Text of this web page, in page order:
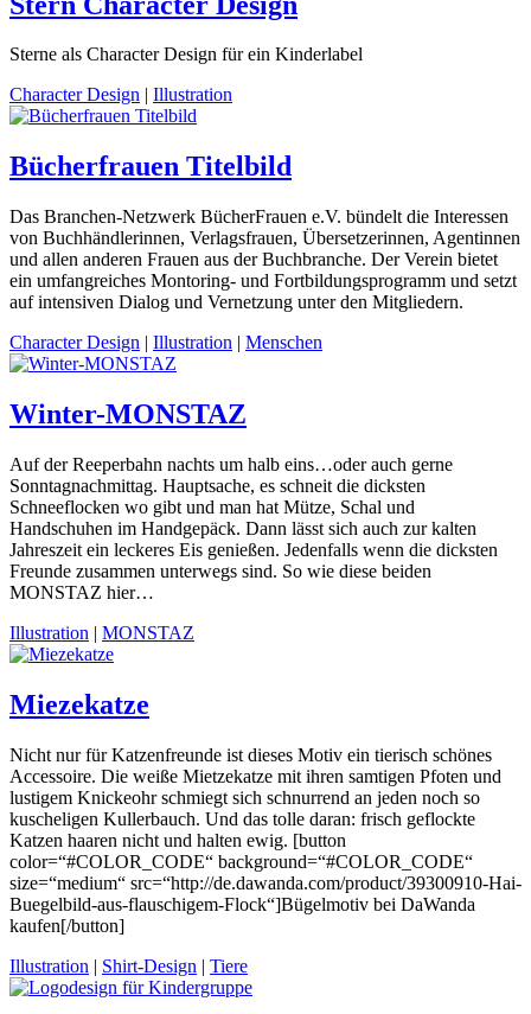
Sterne als Character Design für ein Kinderlabel
Character Design | Illustration
Bücherfrauen Titelbild
Das Branchen-Netzwerk BücherFrauen e.V. bündelt die Interessen
von Buchhändlerinnen, Verlagsfrauen, Übersetzerinnen, Agentinnen
und allen anderen Frauen aus der Buchbranche. Der Verein bietet
ein umfangreiches Montoring- und Fortbildungsprogramm und setzt
auf intensiven Dialog und Vernetzung unter den Mitgliedern.
Character Design | Illustration | Menschen
Winter-MONSTAZ
Auf der Reeperbahn nachts um halb eins…oder auch gerne
Sonntagnachmittag. Hauptsache, es schneit die dicksten
Schneeflocken wo gibt und man hat Mütze, Schal und
Handschuhen im Handgepäck. Dann lässt sich auch zur kalten
Jahreszeit ein leckeres Eis genießen. Jedenfalls wenn die dicksten
Freunde zusammen unterwegs sind. So wie diese beiden
MONSTAZ hier…
Illustration | MONSTAZ
Miezekatze
Nicht nur für Katzenfreunde ist dieses Motiv ein tierisch schönes
Accessoire. Die weiße Mietzekatze mit ihren samtigen Pfoten und
lustigem Knickeohr schmiegt sich schnurrend an jeden noch so
kuscheligen Kullerbauch. Und das tolle daran: frisch geflockte
Katzen haaren nicht und halten ewig. [button
color=“#COLOR_CODE“ background=“#COLOR_CODE“
size=“medium“ src=“http://de.dawanda.com/product/39300910-Hai-
Buegelbild-aus-flauschigem-Flock“]Bügelmotiv bei DaWanda
kaufen[/button]
Illustration | Shirt-Design | Tiere